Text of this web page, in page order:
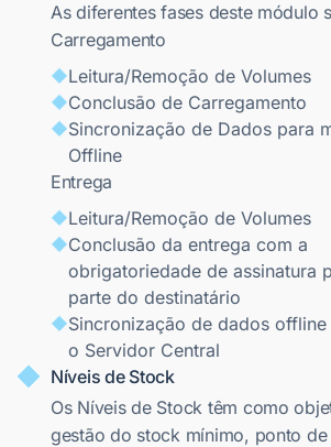
As diferentes fases deste módulo
Carregamento
Leitura/Remoção de Volumes
Conclusão de Carregamento
Sincronização de Dados para
Offline
Entrega
Leitura/Remoção de Volumes
Conclusão da entrega com a
obrigatoriedade de assinatura
parte do destinatário
Sincronização de dados offline
o Servidor Central
Níveis de Stock
Os Níveis de Stock têm como
gestão do stock mínimo, ponto de